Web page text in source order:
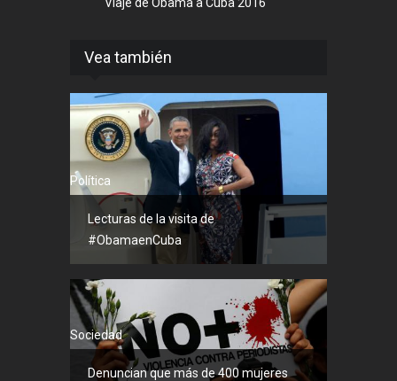
Vea también
Política
Lecturas de la visita de
#ObamaenCuba
Sociedad
Denuncian que más de 400 mujeres